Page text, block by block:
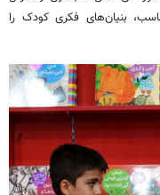
بنیان‌های فکری کودک را